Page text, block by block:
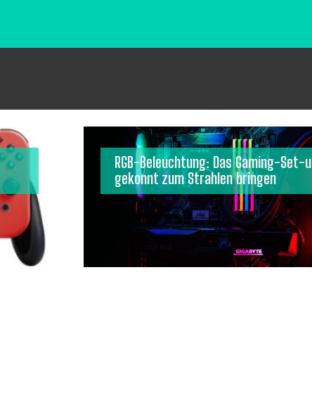
RGB-Beleuchtung: Das Gaming-Set-
gekonnt zum Strahlen bringen